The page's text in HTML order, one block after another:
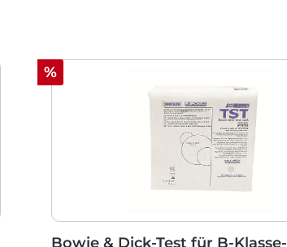
Rabatt
%
Bowie & Dick-Test für B-Klasse-